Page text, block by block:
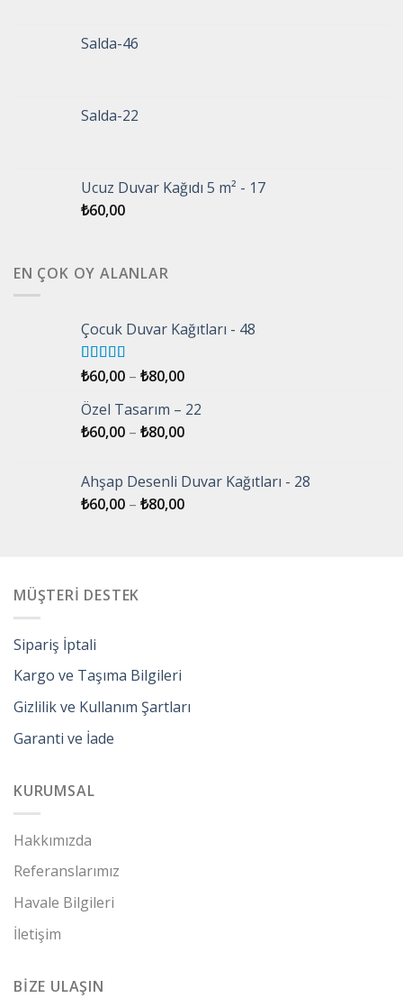
Salda-46
Salda-22
Ucuz Duvar Kağıdı 5 m² - 17
₺60,00
EN ÇOK OY ALANLAR
Çocuk Duvar Kağıtları - 48
5 üzerinden
5.00oy aldı
₺60,00 – ₺80,00
Özel Tasarım – 22
₺60,00 – ₺80,00
Ahşap Desenli Duvar Kağıtları - 28
₺60,00 – ₺80,00
MÜŞTERİ DESTEK
Sipariş İptali
Kargo ve Taşıma Bilgileri
Gizlilik ve Kullanım Şartları
Garanti ve İade
KURUMSAL
Hakkımızda
Referanslarımız
Havale Bilgileri
İletişim
BİZE ULAŞIN